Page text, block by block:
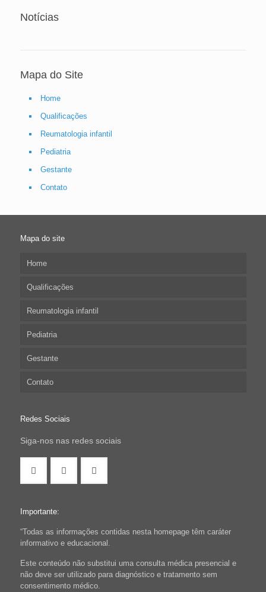
Notícias
Mapa do Site
Home
Qualificações
Reumatologia infantil
Pediatria
Gestante
Contato
Mapa do site
Home
Qualificações
Reumatologia infantil
Pediatria
Gestante
Contato
Redes Sociais
Siga-nos nas redes sociais
Importante:
“Todas as informações contidas nesta homepage têm caráter
informativo e educacional.
Este conteúdo não substitui uma consulta médica presencial e
não deve ser utilizado para diagnóstico e tratamento sem
consentimento médico.